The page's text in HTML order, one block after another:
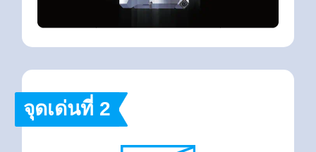
จุดเด่นที่ 2